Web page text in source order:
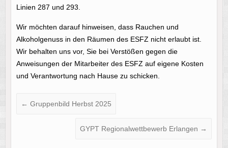
Linien 287 und 293.
Wir möchten darauf hinweisen, dass Rauchen und
Alkoholgenuss in den Räumen des ESFZ nicht erlaubt ist.
Wir behalten uns vor, Sie bei Verstößen gegen die
Anweisungen der Mitarbeiter des ESFZ auf eigene Kosten
und Verantwortung nach Hause zu schicken.
← Gruppenbild Herbst 2025
GYPT Regionalwettbewerb Erlangen →